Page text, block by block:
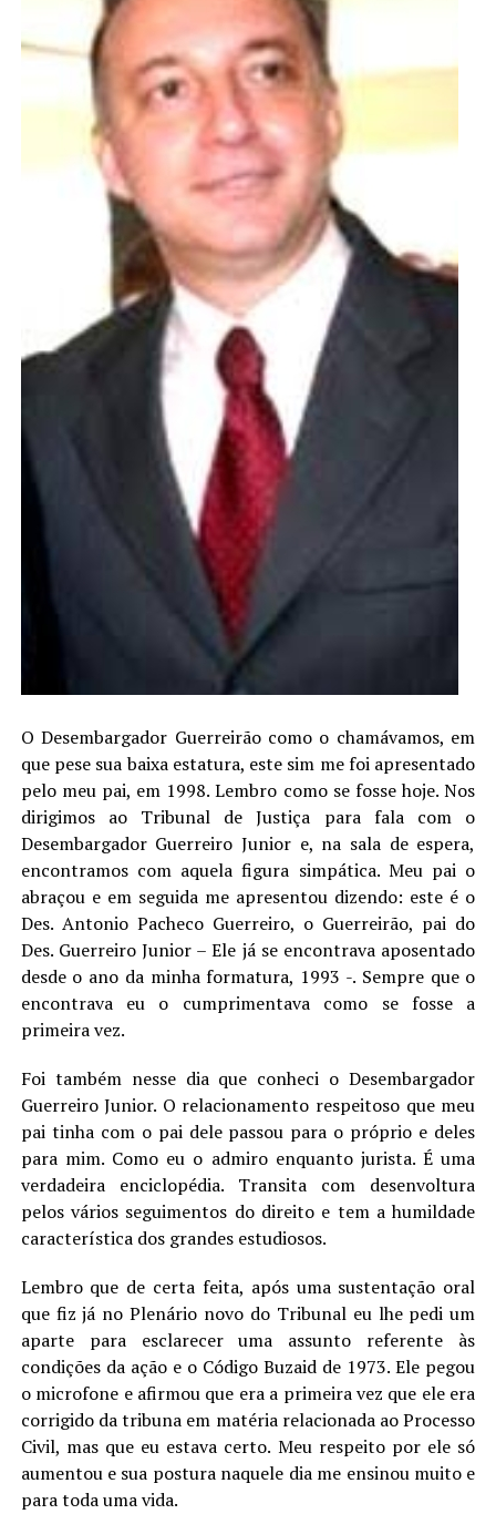
O Desembargador Guerreirão como o chamávamos, em
que pese sua baixa estatura, este sim me foi apresentado
pelo meu pai, em 1998. Lembro como se fosse hoje. Nos
dirigimos ao Tribunal de Justiça para fala com o
Desembargador Guerreiro Junior e, na sala de espera,
encontramos com aquela figura simpática. Meu pai o
abraçou e em seguida me apresentou dizendo: este é o
Des. Antonio Pacheco Guerreiro, o Guerreirão, pai do
Des. Guerreiro Junior – Ele já se encontrava aposentado
desde o ano da minha formatura, 1993 -. Sempre que o
encontrava eu o cumprimentava como se fosse a
primeira vez.
Foi também nesse dia que conheci o Desembargador
Guerreiro Junior. O relacionamento respeitoso que meu
pai tinha com o pai dele passou para o próprio e deles
para mim. Como eu o admiro enquanto jurista. É uma
verdadeira enciclopédia. Transita com desenvoltura
pelos vários seguimentos do direito e tem a humildade
característica dos grandes estudiosos.
Lembro que de certa feita, após uma sustentação oral
que fiz já no Plenário novo do Tribunal eu lhe pedi um
aparte para esclarecer uma assunto referente às
condições da ação e o Código Buzaid de 1973. Ele pegou
o microfone e afirmou que era a primeira vez que ele era
corrigido da tribuna em matéria relacionada ao Processo
Civil, mas que eu estava certo. Meu respeito por ele só
aumentou e sua postura naquele dia me ensinou muito e
para toda uma vida.